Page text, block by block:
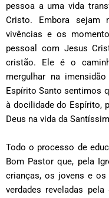
pessoa a uma vida
Cristo. Embora sejam
vivências e os
pessoal com Jesus
cristão. Ele é o
mergulhar na
Espírito Santo sentimos
à docilidade do Espírito,
Deus na vida da
Todo o processo de
Bom Pastor que, pela
crianças, os jovens e
verdades reveladas